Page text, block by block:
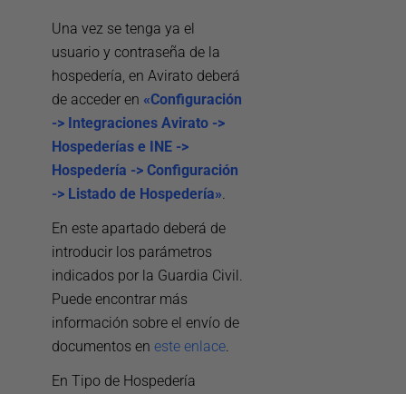
Una vez se tenga ya el
usuario y contraseña de la
hospedería, en Avirato deberá
de acceder en «Configuración
-> Integraciones Avirato ->
Hospederías e INE ->
Hospedería -> Configuración
-> Listado de Hospedería».
En este apartado deberá de
introducir los parámetros
indicados por la Guardia Civil.
Puede encontrar más
información sobre el envío de
documentos eneste enlace.
En Tipo de Hospedería